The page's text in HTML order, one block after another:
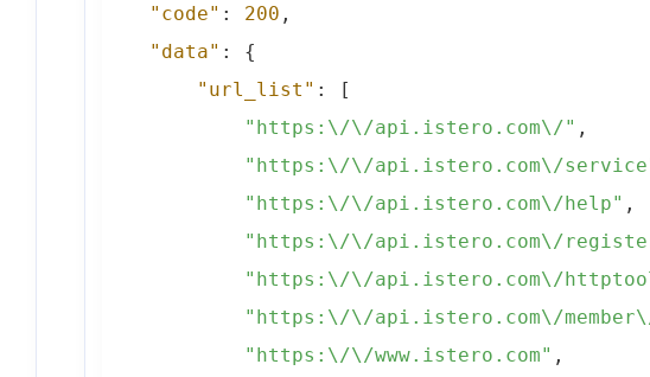
"code" : 200 ,
"data" :
{
"url_list" :
[
"https:\/\/api.istero.com\/" ,
"https:\/\/api.istero.com\/
"https:\/\/api.istero.com\/help" ,
"https:\/\/api.istero.com\/
"https:\/\/api.istero.com\/
"https:\/\/api.istero.com\/member\/
"https:\/\/www.istero.com" ,